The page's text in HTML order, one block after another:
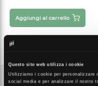
Questo sito web utilizza i cookie
Utilizziamo i cookie per personalizzare
social media e per analizzare il nostro
Aggiungi al carrello